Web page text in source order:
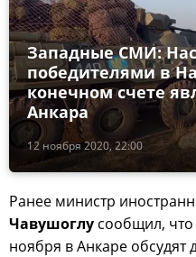
12 ноября 2020, 22:00
Западные СМИ:
победителями в
конечном счете
Анкара
Ранее министр
Чавушоглу сообщил,
ноября в Анкаре обсудят